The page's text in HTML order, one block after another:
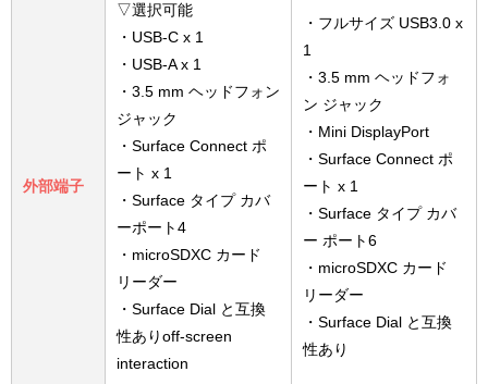
外部端子
▽選択可能
・USB-C x 1
・USB-A x 1
・3.5 mm ヘッドフォン
ジャック
・Surface Connect ポ
ート x 1
・Surface タイプ カバ
ーポート4
・microSDXC カード
リーダー
・Surface Dial と互換
性ありoff-screen
interaction
・フルサイズ USB3.0 x
1
・3.5 mm ヘッドフォ
ン ジャック
・Mini DisplayPort
・Surface Connect ポ
ート x 1
・Surface タイプ カバ
ー ポート6
・microSDXC カード
リーダー
・Surface Dial と互換
性あり